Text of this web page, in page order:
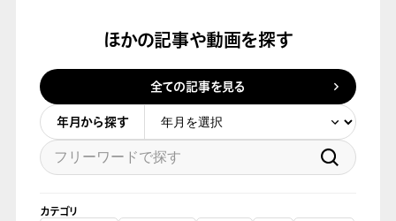
ほかの記事や動画を探す
全ての記事を見る
年月から探す
カテゴリ